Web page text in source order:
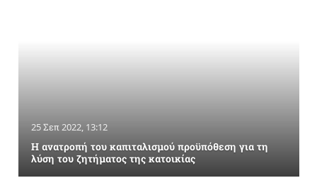
25 Σεπ 2022, 13:12
Η ανατροπή του καπιταλισμού προϋπόθεση για τη
λύση του ζητήματος της κατοικίας